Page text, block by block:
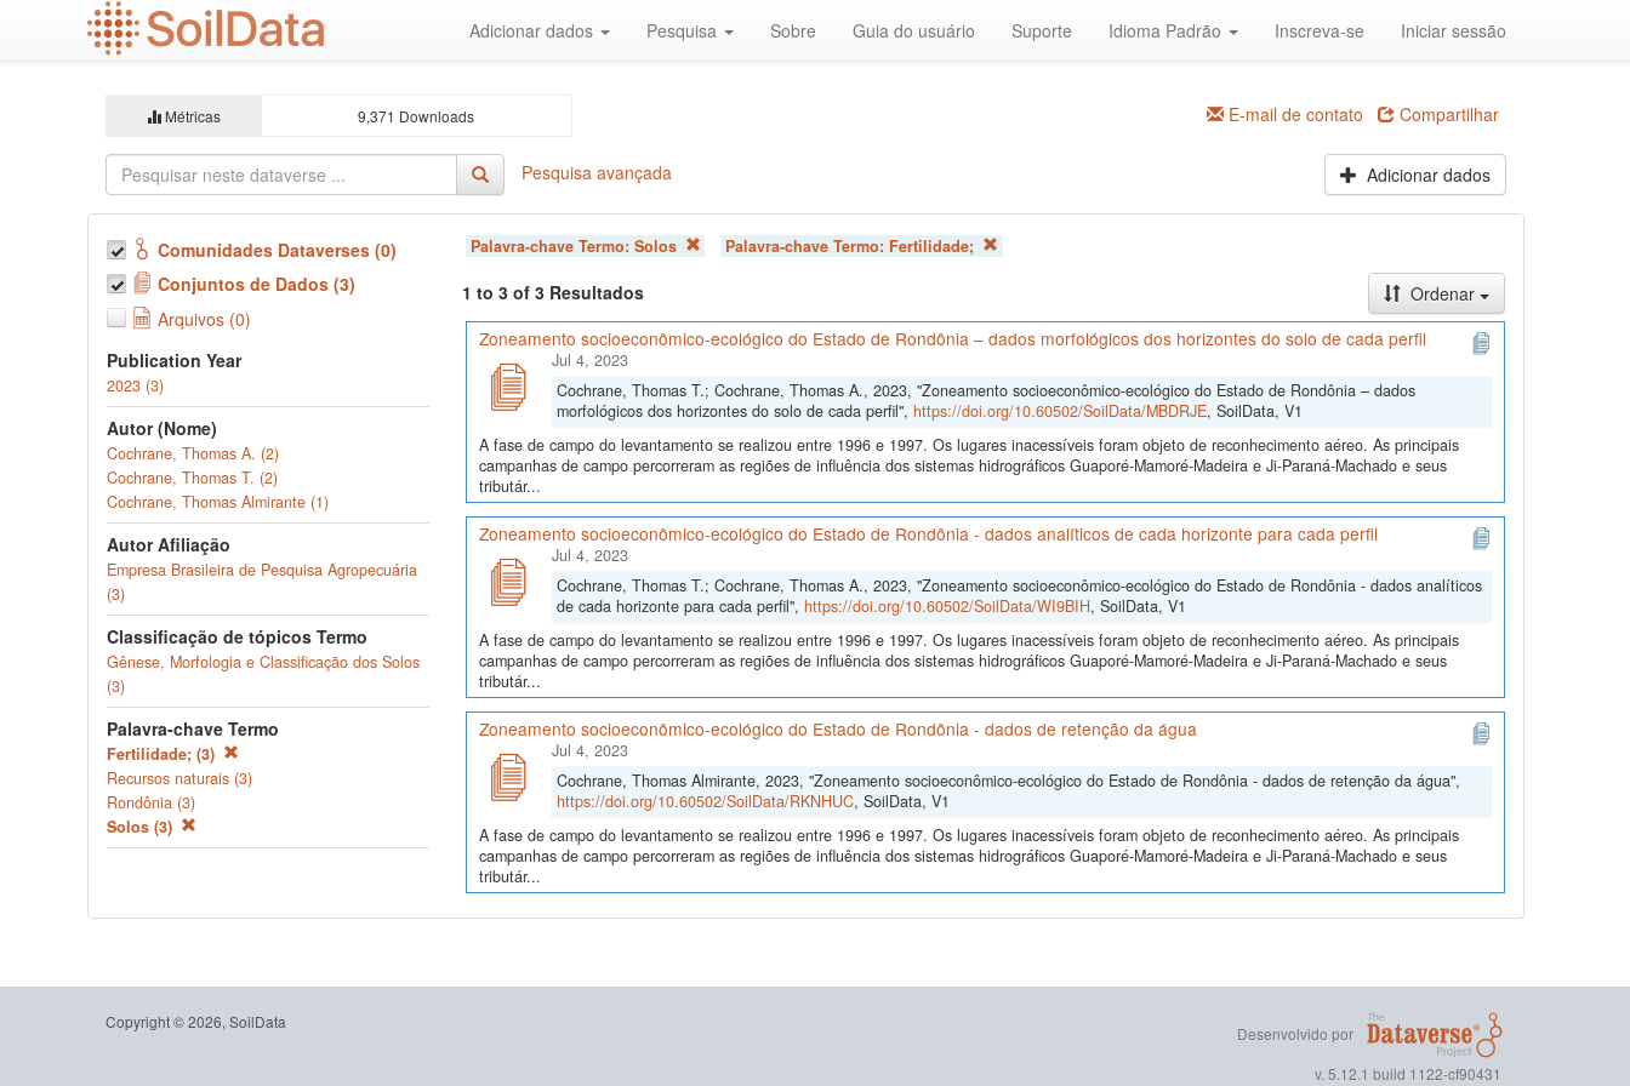
Adicionar dados Pesquisa Sobre Guia do usuário Suporte Idioma Padrão Inscreva-se Iniciar sessão
Métricas 9,371 Downloads E-mail de contato Compartilhar
Pesquisa avançada Adicionar dados
Comunidades Dataverses (0)
Conjuntos de Dados (3)
Arquivos (0)
Publication Year
2023 (3)
Autor (Nome)
Cochrane, Thomas A. (2)
Cochrane, Thomas T. (2)
Cochrane, Thomas Almirante (1)
Autor Afiliação
Empresa Brasileira de Pesquisa Agropecuária
(3)
Classificação de tópicos Termo
Gênese, Morfologia e Classificação dos Solos
(3)
Palavra-chave Termo
Fertilidade; (3)
Recursos naturais (3)
Rondônia (3)
Solos (3)
Palavra-chave Termo: Solos Palavra-chave Termo: Fertilidade;
1 to 3 of 3 Resultados
Ordenar
Zoneamento socioeconômico-ecológico do Estado de Rondônia – dados morfológicos dos horizontes do solo de cada perfil
Jul 4, 2023
Cochrane, Thomas T.; Cochrane, Thomas A., 2023, "Zoneamento socioeconômico-ecológico do Estado de Rondônia – dados
morfológicos dos horizontes do solo de cada perfil", https://doi.org/10.60502/SoilData/MBDRJE, SoilData, V1
A fase de campo do levantamento se realizou entre 1996 e 1997. Os lugares inacessíveis foram objeto de reconhecimento aéreo. As principais
campanhas de campo percorreram as regiões de influência dos sistemas hidrográficos Guaporé-Mamoré-Madeira e Ji-Paraná-Machado e seus
tributár...
Zoneamento socioeconômico-ecológico do Estado de Rondônia - dados analíticos de cada horizonte para cada perfil
Jul 4, 2023
Cochrane, Thomas T.; Cochrane, Thomas A., 2023, "Zoneamento socioeconômico-ecológico do Estado de Rondônia - dados analíticos
de cada horizonte para cada perfil", https://doi.org/10.60502/SoilData/WI9BIH, SoilData, V1
A fase de campo do levantamento se realizou entre 1996 e 1997. Os lugares inacessíveis foram objeto de reconhecimento aéreo. As principais
campanhas de campo percorreram as regiões de influência dos sistemas hidrográficos Guaporé-Mamoré-Madeira e Ji-Paraná-Machado e seus
tributár...
Zoneamento socioeconômico-ecológico do Estado de Rondônia - dados de retenção da água
Jul 4, 2023
Cochrane, Thomas Almirante, 2023, "Zoneamento socioeconômico-ecológico do Estado de Rondônia - dados de retenção da água",
https://doi.org/10.60502/SoilData/RKNHUC, SoilData, V1
A fase de campo do levantamento se realizou entre 1996 e 1997. Os lugares inacessíveis foram objeto de reconhecimento aéreo. As principais
campanhas de campo percorreram as regiões de influência dos sistemas hidrográficos Guaporé-Mamoré-Madeira e Ji-Paraná-Machado e seus
tributár...
Copyright © 2026, SoilData
Desenvolvido por
v. 5.12.1 build 1122-cf90431